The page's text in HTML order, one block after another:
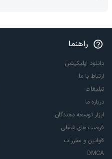
راهنما
دانلود اپلیکیشن
ارتباط با ما
تبلیغات
درباره ما
ابزار توسعه دهندگان
فرصت های شغلی
قوانین و مقررات
DMCA